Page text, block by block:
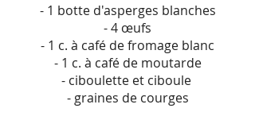
- 1 botte d'asperges blanches
- 4 œufs
- 1 c. à café de fromage blanc
- 1 c. à café de moutarde
- ciboulette et ciboule
- graines de courges